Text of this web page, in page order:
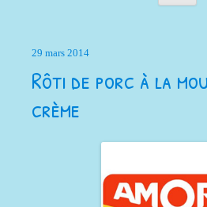
29 mars 2014
Rôti de porc à la
crème